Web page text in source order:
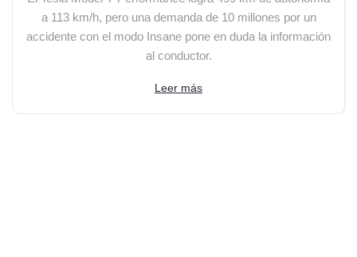
a 113 km/h, pero una demanda de 10 millones por un
accidente con el modo Insane pone en duda la información
al conductor.
Leer más